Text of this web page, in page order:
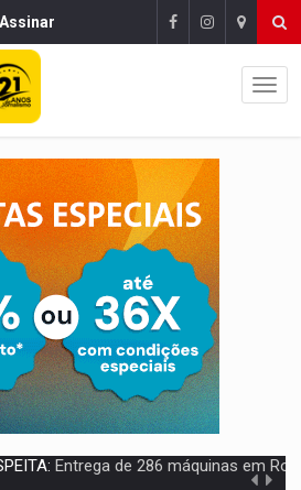
Assinar
Reter até 50% no distrato imobiliário é legal, mas não pode